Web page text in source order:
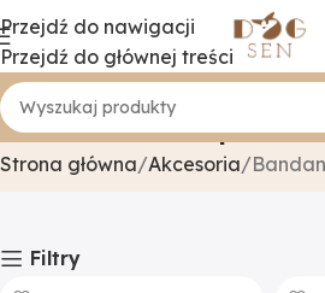
Przejdź do nawigacji
Przejdź do głównej treści
Bandanki dla psów
Strona główna Akcesoria
Filtry